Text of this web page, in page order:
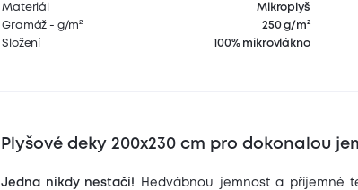
Materiál
Mikroplyš
Gramáž - g/m²
250 g/m²
Složení
100% mikrovlákno
Plyšové deky 200x230 cm pro dokonalou
Jedna nikdy nestačí! Hedvábnou jemnost a příjemné